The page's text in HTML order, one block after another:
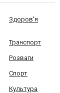
Здоров'я
Транспорт
Розваги
Спорт
Культура